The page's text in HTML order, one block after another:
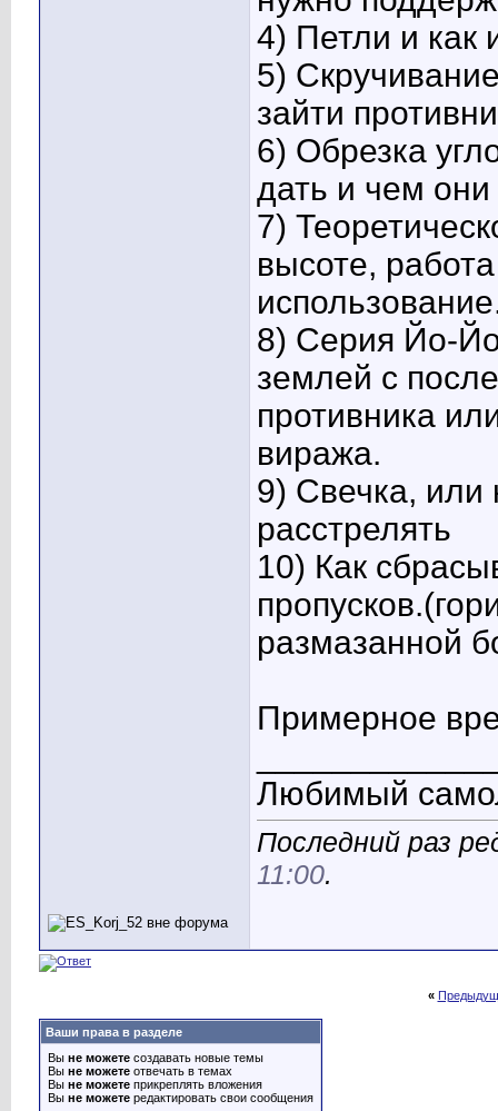
4) Петли и как
5)
зайти
6) Обрезка
дать и чем
7)
высоте,
8) Серия Йо-
землей с
противника
виража.
9) Свечка, или
расстрелять
10) Как
размазанной
Примерное
Любимый
Последний раз
11:00.
«
Ваши права в разделе
Вы не можете создавать новые темы
Вы не можете отвечать в темах
Вы не можете прикреплять вложения
Вы не можете редактировать свои сообщения